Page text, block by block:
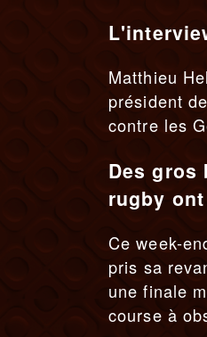
Matthieu
président
contre les
Des gros
rugby
Ce week-
pris sa
une finale
course à